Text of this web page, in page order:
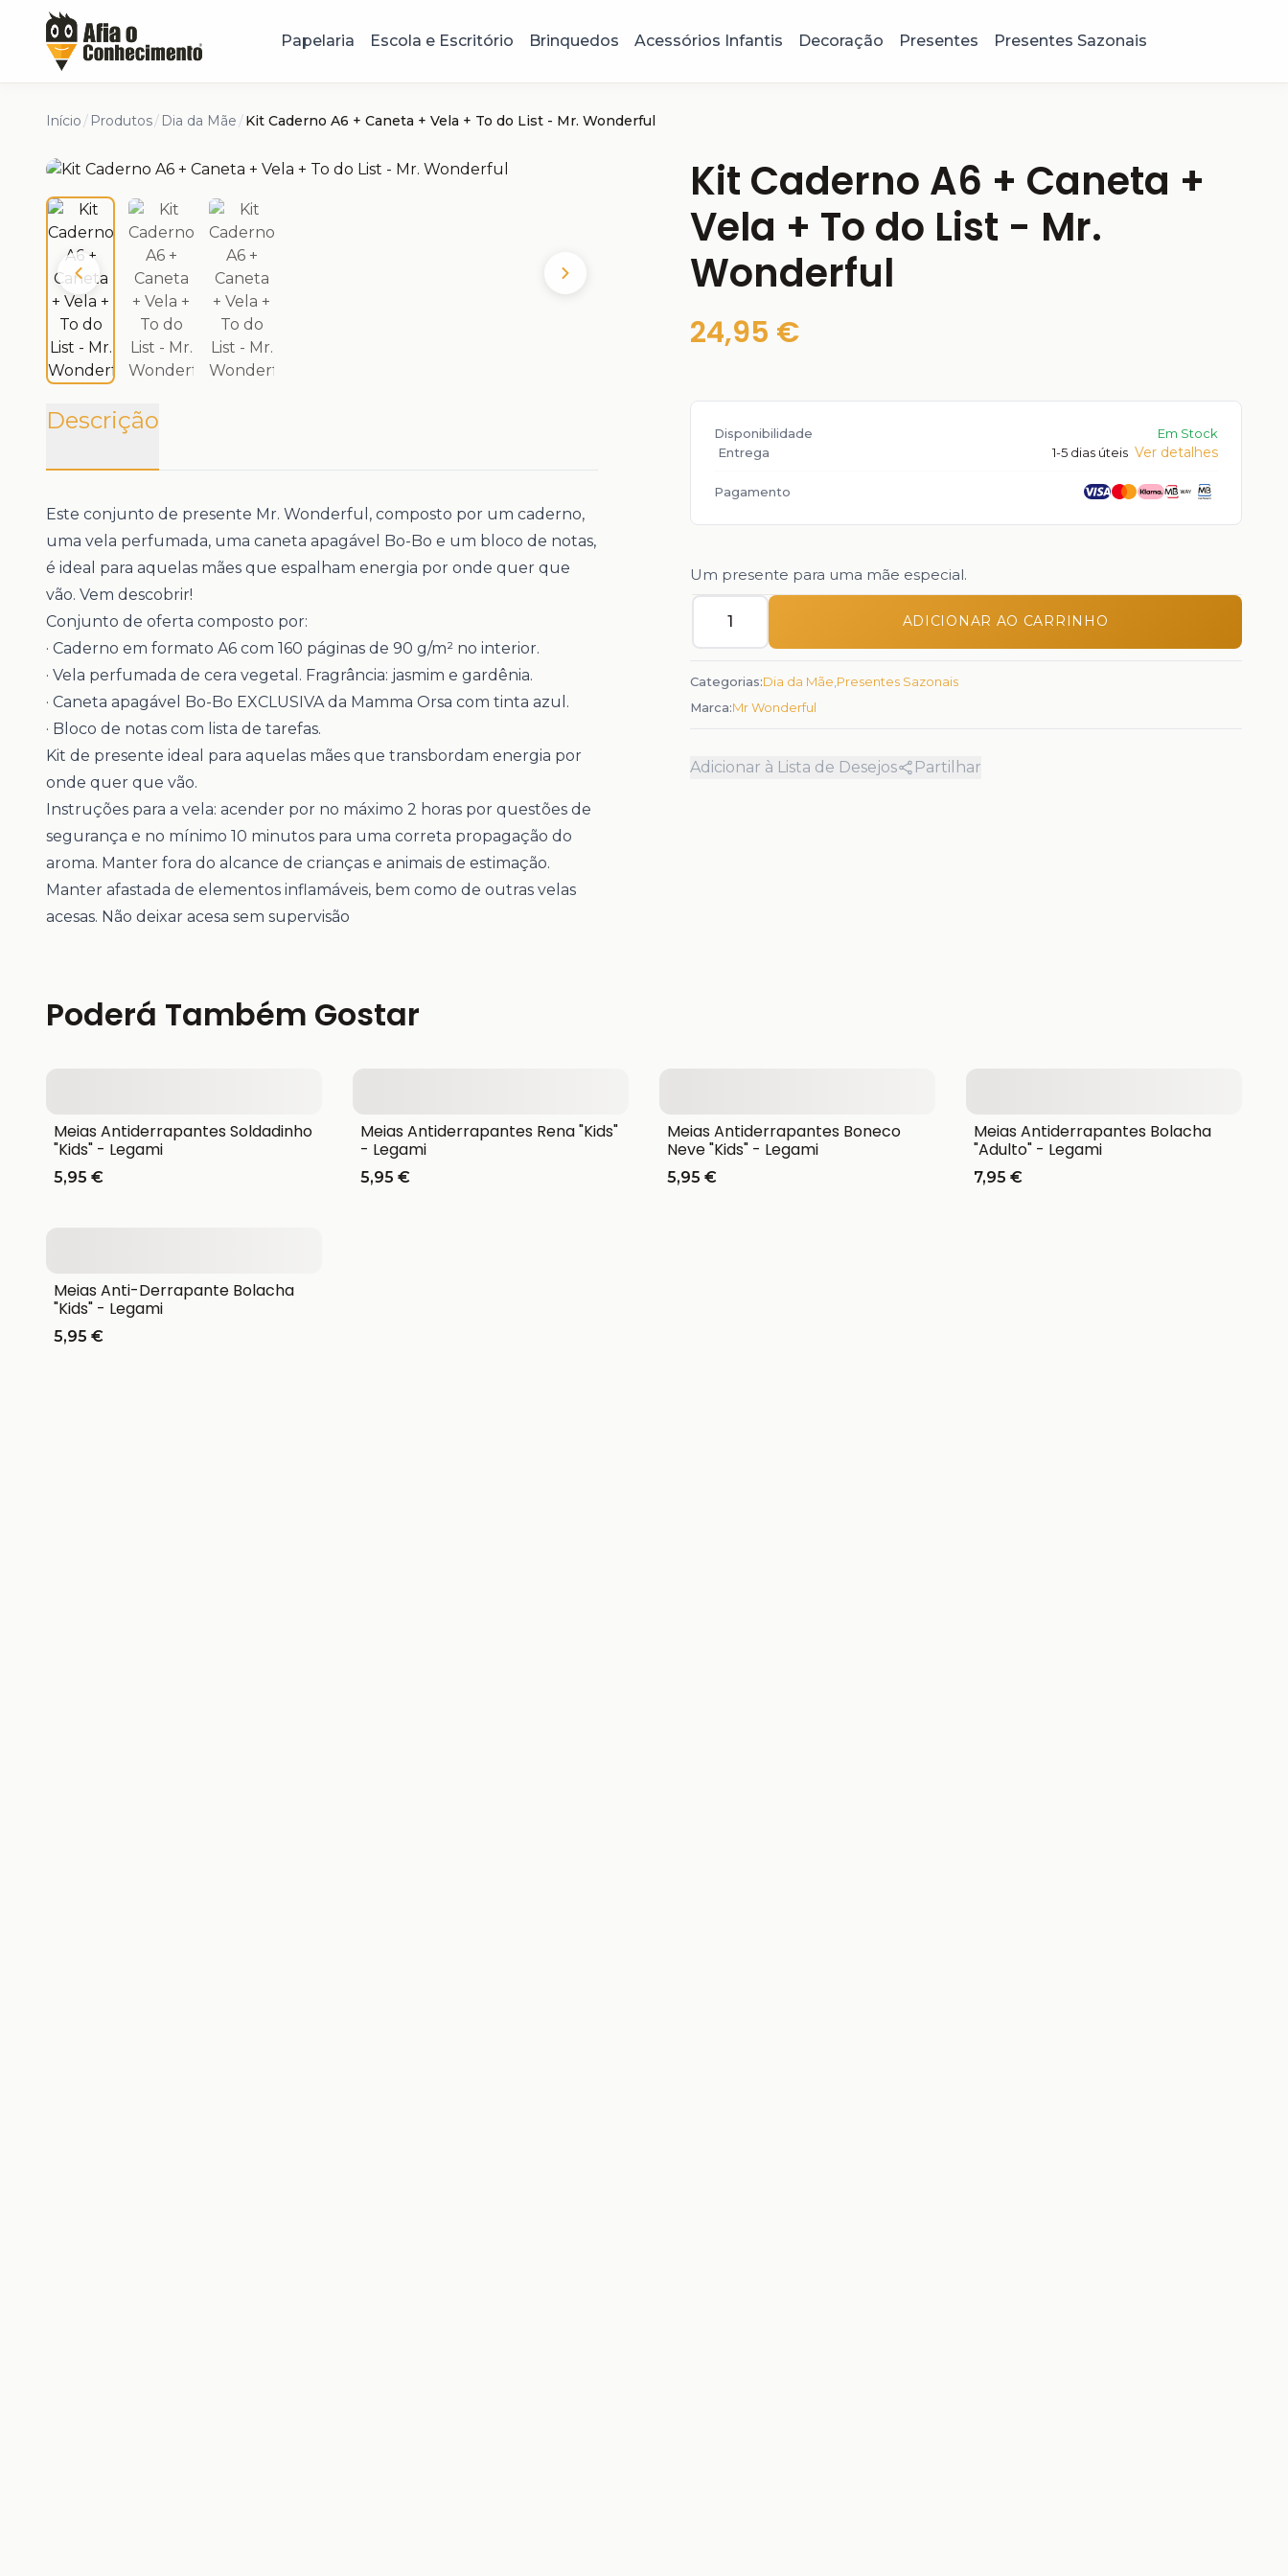
Papelaria Escola e Escritório Brinquedos Acessórios Infantis Decoração Presentes Presentes Sazonais
Início / Produtos/ Dia da Mãe /Kit Caderno A6 + Caneta + Vela + To do List - Mr. Wonderful
Descrição
Este conjunto de presente Mr. Wonderful, composto por um caderno,
uma vela perfumada, uma caneta apagável Bo-Bo e um bloco de notas,
é ideal para aquelas mães que espalham energia por onde quer que
vão. Vem descobrir!
Conjunto de oferta composto por:
· Caderno em formato A6 com 160 páginas de 90 g/m² no interior.
· Vela perfumada de cera vegetal. Fragrância: jasmim e gardênia.
· Caneta apagável Bo-Bo EXCLUSIVA da Mamma Orsa com tinta azul.
· Bloco de notas com lista de tarefas.
Kit de presente ideal para aquelas mães que transbordam energia por
onde quer que vão.
Instruções para a vela: acender por no máximo 2 horas por questões de
segurança e no mínimo 10 minutos para uma correta propagação do
aroma. Manter fora do alcance de crianças e animais de estimação.
Manter afastada de elementos inflamáveis, bem como de outras velas
acesas. Não deixar acesa sem supervisão
Kit Caderno A6 + Caneta +
Vela + To do List - Mr.
Wonderful
24,95 €
Disponibilidade
Em Stock
Entrega
1-5 dias úteis Ver detalhes
Pagamento
Um presente para uma mãe especial.
Quantidade
ADICIONAR AO CARRINHO
Categorias:Dia da Mãe Presentes Sazonais
Marca:Mr Wonderful
Adicionar à Lista de Desejos Partilhar
Poderá Também Gostar
Meias Antiderrapantes Soldadinho
"Kids" - Legami
5,95 €
Meias Antiderrapantes Rena "Kids"
- Legami
5,95 €
Meias Antiderrapantes Boneco
Neve "Kids" - Legami
5,95 €
Meias Antiderrapantes Bolacha
"Adulto" - Legami
7,95 €
Meias Anti-Derrapante Bolacha
"Kids" - Legami
5,95 €